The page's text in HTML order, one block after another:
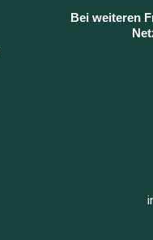
Bei weiteren